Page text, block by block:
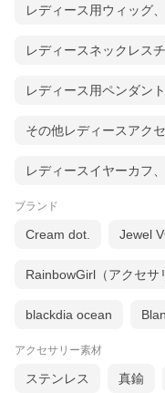
レディース用ウィッグ
レディースネックレス
レディース用ペンダン
その他レディースアク
レディースイヤーカフ
ブランド
Cream dot. Jewel
RainbowGirl（アクセサ
blackdia ocean
アクセサリー素材
ステンレス 真鍮